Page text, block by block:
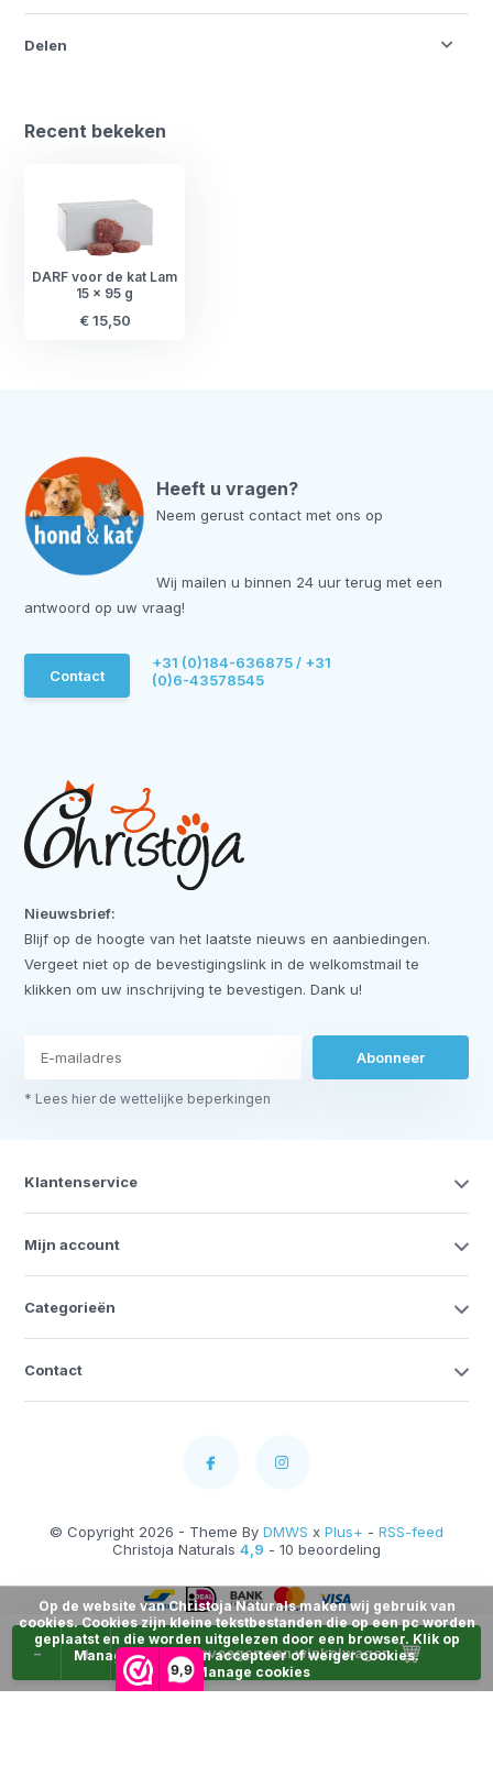
9,9
+
- Toevoegen aan winkelwagen
Delen
Recent bekeken
DARF voor de kat Lam
15 x 95 g
€ 15,50
Heeft u vragen?
Neem gerust contact met ons op
Wij mailen u binnen 24 uur terug met een
antwoord op uw vraag!
Contact
+31 (0)184-636875 / +31
(0)6-43578545
Nieuwsbrief:
Blijf op de hoogte van het laatste nieuws en aanbiedingen.
Vergeet niet op de bevestigingslink in de welkomstmail te
klikken om uw inschrijving te bevestigen. Dank u!
Abonneer
* Lees hier de wettelijke beperkingen
Klantenservice
Mijn account
Categorieën
Contact
© Copyright 2026 - Theme By DMWS x Plus+ - RSS-feed
Christoja Naturals 4,9 - 10 beoordeling
Op de website van Christoja Naturals maken wij gebruik van
cookies. Cookies zijn kleine tekstbestanden die op een pc worden
geplaatst en die worden uitgelezen door een browser. Klik op
Manage Cookies en accepteer of weiger cookies.
Manage cookies